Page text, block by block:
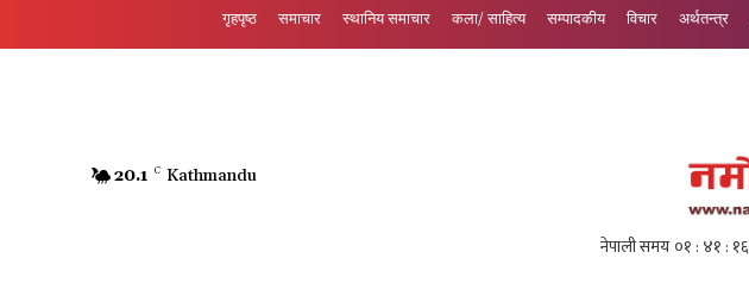
गृहपृष्ठ समाचार स्थानिय समाचार कला/ साहित्य सम्पादकीय विचार अर्थतन्त्र
20.1 C Kathmandu